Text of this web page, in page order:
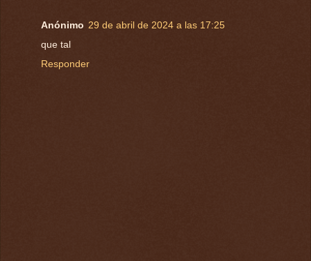
Anónimo 29 de abril de 2024 a las 17:25
que tal
Responder